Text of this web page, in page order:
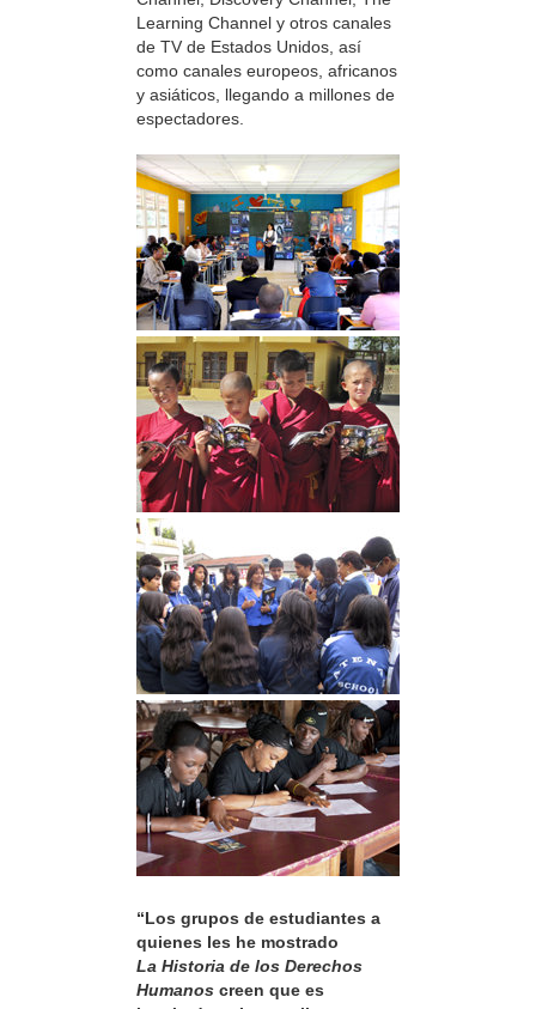
Learning Channel y otros canales
de TV de Estados Unidos, así
como canales europeos, africanos
y asiáticos, llegando a millones de
espectadores.
“Los grupos de estudiantes a
quienes les he mostrado
La Historia de los Derechos
Humanos creen que es